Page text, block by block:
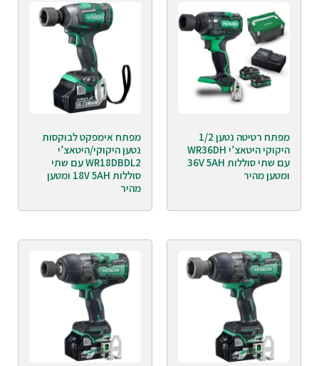
מפתח רטיטה נטען 1/2
היקוקי היטאצ’י WR36DH
עם שתי סוללות 36V 5AH
ומטען מהיר
מפתח אימפקט לבוקסות
נטען היקוקי/היטאצ’י
WR18DBDL2 עם שתי
סוללות 18V 5AH ומטען
מהיר